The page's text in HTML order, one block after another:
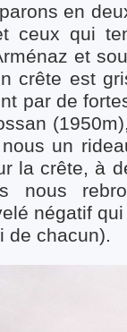
en
ceux qui
et
crête est
par de
un
la crête, à
nous
négatif
de chacun).